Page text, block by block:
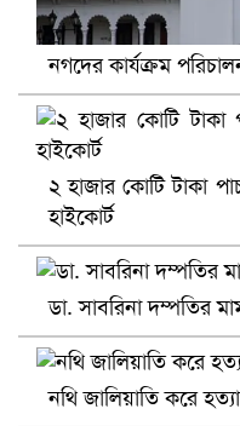
খুলনায় বিএনপি অফিসে
নগদের কার্যক্রম
২ হাজার কোটি টাকা
হাইকোর্ট
ডা. সাবরিনা দম্পতির
নথি জালিয়াতি করে